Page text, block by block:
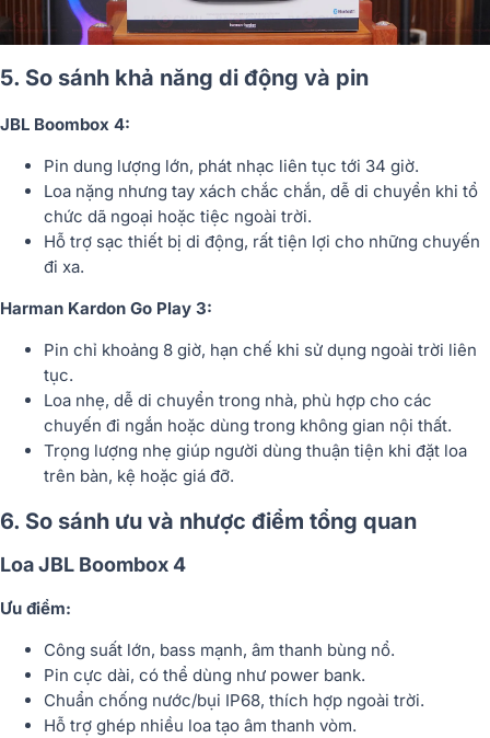
5. So sánh khả năng di động và pin
JBL Boombox 4:
Pin dung lượng lớn, phát nhạc liên tục tới 34 giờ.
Loa nặng nhưng tay xách chắc chắn, dễ di chuyển khi tổ
chức dã ngoại hoặc tiệc ngoài trời.
Hỗ trợ sạc thiết bị di động, rất tiện lợi cho những chuyến
đi xa.
Harman Kardon Go Play 3:
Pin chỉ khoảng 8 giờ, hạn chế khi sử dụng ngoài trời liên
tục.
Loa nhẹ, dễ di chuyển trong nhà, phù hợp cho các
chuyến đi ngắn hoặc dùng trong không gian nội thất.
Trọng lượng nhẹ giúp người dùng thuận tiện khi đặt loa
trên bàn, kệ hoặc giá đỡ.
6. So sánh ưu và nhược điểm tổng quan
Loa JBL Boombox 4
Ưu điểm:
Công suất lớn, bass mạnh, âm thanh bùng nổ.
Pin cực dài, có thể dùng như power bank.
Chuẩn chống nước/bụi IP68, thích hợp ngoài trời.
Hỗ trợ ghép nhiều loa tạo âm thanh vòm.